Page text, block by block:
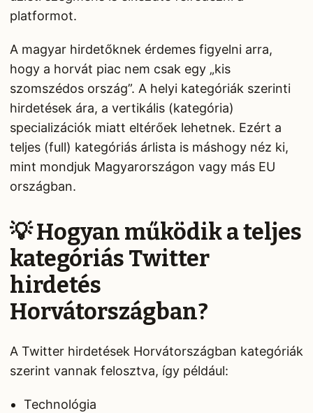
platformot.
A magyar hirdetőknek érdemes figyelni arra,
hogy a horvát piac nem csak egy „kis
szomszédos ország”. A helyi kategóriák szerinti
hirdetések ára, a vertikális (kategória)
specializációk miatt eltérőek lehetnek. Ezért a
teljes (full) kategóriás árlista is máshogy néz ki,
mint mondjuk Magyarországon vagy más EU
országban.
💡 Hogyan működik a teljes
kategóriás Twitter
hirdetés
Horvátországban?
A Twitter hirdetések Horvátországban kategóriák
szerint vannak felosztva, így például:
Technológia